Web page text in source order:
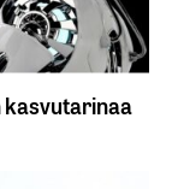
kasvutarinaa